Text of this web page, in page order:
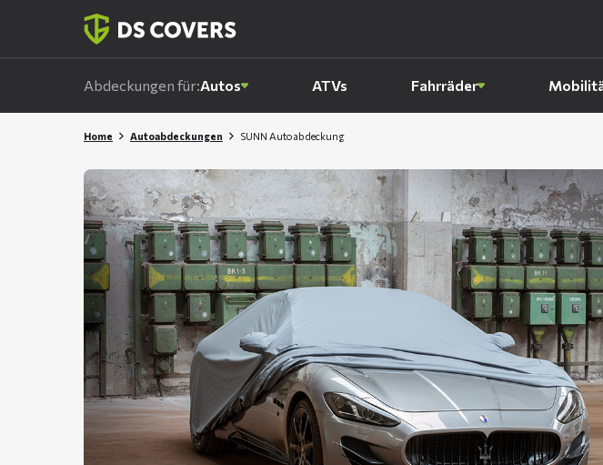
Abdeckungen für:Autos ATVs Fahrräder
Home Autoabdeckungen SUNN Autoabdeckung